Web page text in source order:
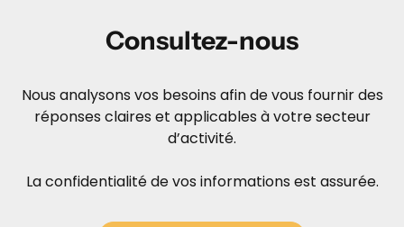
Consultez-nous
Nous analysons vos besoins afin de vous fournir des
réponses claires et applicables à votre secteur
d’activité.
La confidentialité de vos informations est assurée.